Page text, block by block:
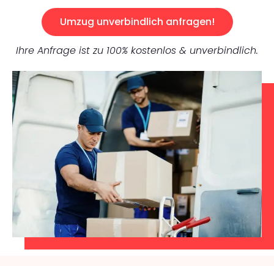
Umzug unverbindlich anfragen!
Ihre Anfrage ist zu 100% kostenlos & unverbindlich.